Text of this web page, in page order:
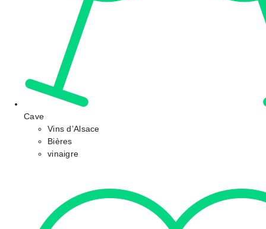
Cave
Vins d’Alsace
Bières
vinaigre